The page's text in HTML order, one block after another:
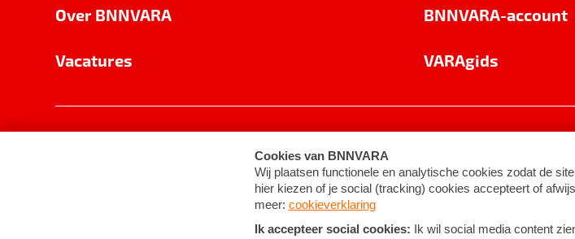
Over BNNVARA
Vacatures
BNNVARA-account
VARAgids
Cookie-instellingen Algemene voorwaarden ©2026BNNVARA